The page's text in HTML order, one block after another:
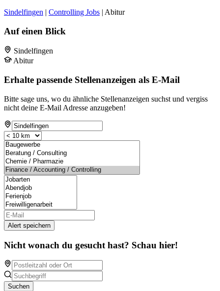
Sindelfingen | Controlling Jobs | Abitur
Auf einen Blick
Sindelfingen
Abitur
Erhalte passende Stellenanzeigen als E-Mail
Bitte sage uns, wo du ähnliche Stellenanzeigen suchst und vergiss
nicht deine E-Mail Adresse anzugeben!
Alert speichern
Nicht wonach du gesucht hast? Schau hier!
Suchen